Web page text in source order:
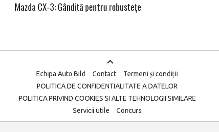
Mazda CX-3: Gândită pentru robustețe
Echipa Auto Bild Contact
Termeni și condiții
POLITICA DE CONFIDENTIALITATE A DATELOR
POLITICA PRIVIND COOKIES SI ALTE TEHNOLOGII SIMILARE
Servicii utile
Concurs